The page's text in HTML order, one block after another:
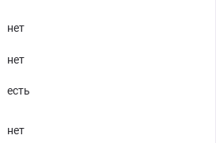
нет
нет
есть
нет